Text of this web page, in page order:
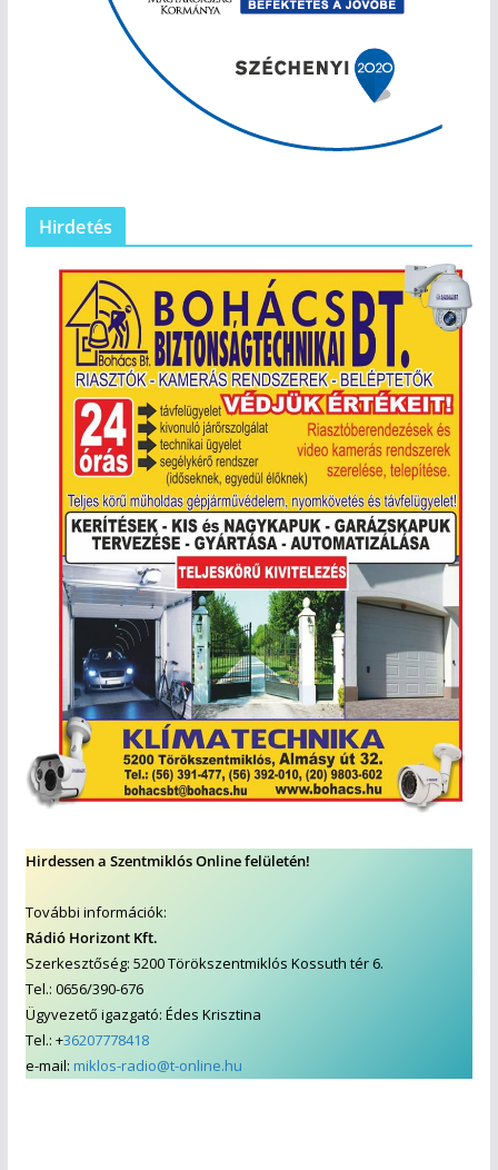
Hirdetés
Hirdessen a Szentmiklós Online felületén!
További információk:
Rádió Horizont Kft.
Szerkesztőség: 5200 Törökszentmiklós Kossuth tér 6.
Tel.: 0656/390-676
Ügyvezető igazgató: Édes Krisztina
Tel.: +36207778418
e-mail: miklos-radio@t-online.hu